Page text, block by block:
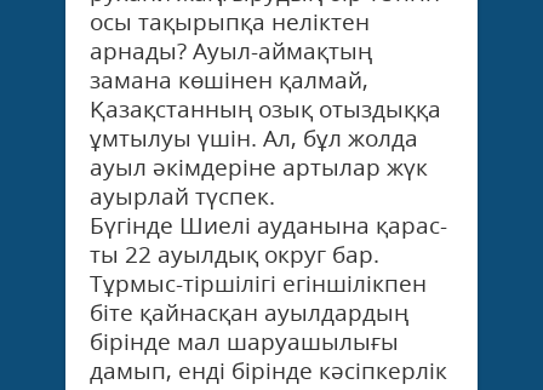
осы тақырыпқа неліктен
арнады? Ауыл-аймақтың
замана көшінен қалмай,
Қазақстанның озық отыздыққа
ұмтылуы үшін. Ал, бұл жолда
ауыл әкімдеріне артылар жүк
ауырлай түспек.
Бүгінде Шиелі ауданына қарас­
ты 22 ауылдық округ бар.
Тұрмыс-тіршілігі егіншілікпен
біте қайнасқан ауылдардың
бірінде мал шаруашылығы
дамып, енді бірінде кәсіпкерлік